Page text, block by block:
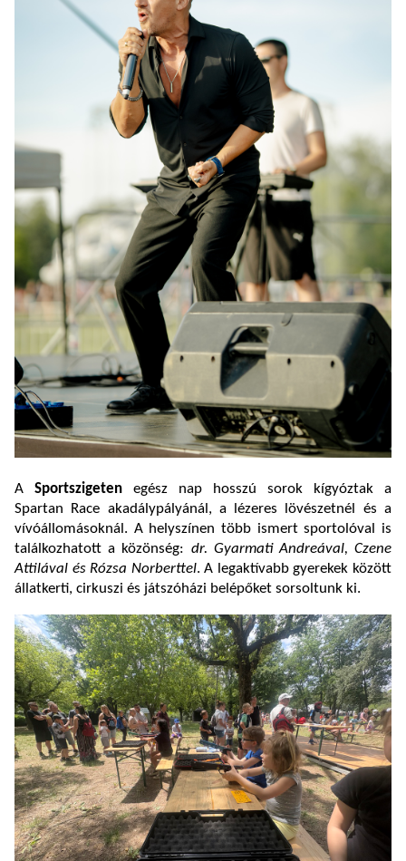
A Sportszigeten egész nap hosszú sorok kígyóztak a
Spartan Race akadálypályánál, a lézeres lövészetnél és a
vívóállomásoknál. A helyszínen több ismert sportolóval is
találkozhatott a közönség: dr. Gyarmati Andreával, Czene
Attilával és Rózsa Norberttel. A legaktívabb gyerekek között
állatkerti, cirkuszi és játszóházi belépőket sorsoltunk ki.